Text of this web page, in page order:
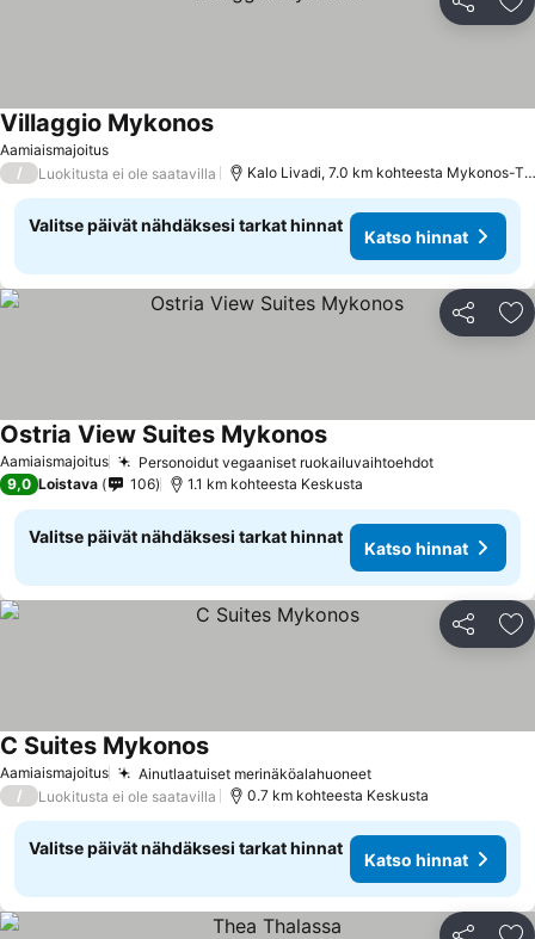
Jaa
Aamiaismajoitus
Villaggio MykonosKatso hinnat
/ Luokitusta ei ole saatavilla Kalo Livadi, 7.0 km kohteesta Mykonos-
Valitse päivät nähdäksesi tarkat hinnat
Katso hinnat
Jaa
Aamiaismajoitus Personoidut vegaaniset ruokailuvaihtoehdotKatso
Ostria View Suites MykonosKatso hinnat
9,0 Loistava 106 1.1 km kohteesta Keskusta
Valitse päivät nähdäksesi tarkat hinnat
Katso hinnat
Jaa
Aamiaismajoitus Ainutlaatuiset merinäköalahuoneetKatso hinnat
C Suites MykonosKatso hinnat
/ Luokitusta ei ole saatavilla 0.7 km kohteesta Keskusta
Valitse päivät nähdäksesi tarkat hinnat
Katso hinnat